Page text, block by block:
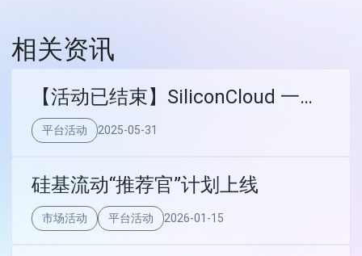
相关资讯
【活动已结束】SiliconCloud 一周
年，两大惊喜回馈登场
平台活动 2025-05-31
硅基流动“推荐官”计划上线
市场活动 平台活动 2026-01-15